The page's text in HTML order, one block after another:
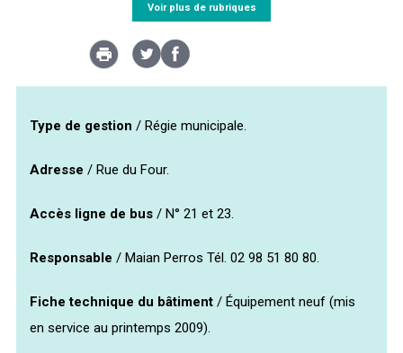
Quimper citoyenne
L'agglomération
Voir plus de rubriques
Type de gestion / Régie municipale.
Adresse / Rue du Four.
Accès ligne de bus / N° 21 et 23.
Responsable / Maian Perros Tél. 02 98 51 80 80.
Fiche technique du bâtiment / Équipement neuf (mis
en service au printemps 2009).